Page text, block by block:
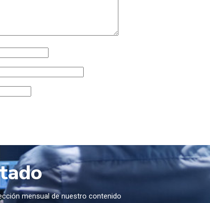
mensual de nuestro contenido